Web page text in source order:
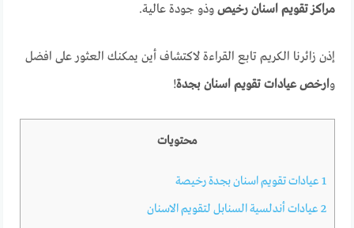
مراكزتقويم اسنان رخيصوذو جودة عالية.
إذن زائرنا الكريم تابع القراءة لاكتشاف أين يمكنك العثور على افضل
وارخص عيادات تقويم اسنان بجدة!
محتويات
1 عيادات تقويم اسنان بجدة رخيصة
2 عيادات أندلسية السنابل لتقويم الاسنان